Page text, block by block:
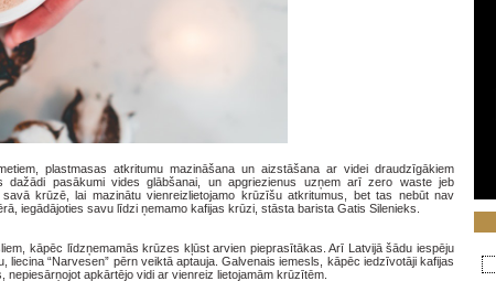
plastmasas atkritumu mazināšana un aizstāšana ar videi draudzīgākiem
pasākumi vides glābšanai, un apgriezienus uzņem arī zero waste jeb
krūzē, lai mazinātu vienreizlietojamo krūzīšu atkritumus, bet tas nebūt nav
iegādājoties savu līdzi ņemamo kafijas krūzi, stāsta barista Gatis Silenieks.
kāpēc līdzņemamās krūzes kļūst arvien pieprasītākas. Arī Latvijā šādu iespēju
“Narvesen” pērn veiktā aptauja. Galvenais iemesls, kāpēc iedzīvotāji kafijas
apkārtējo vidi ar vienreiz lietojamām krūzītēm.